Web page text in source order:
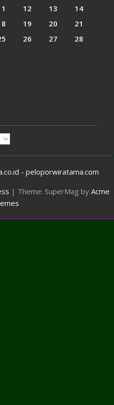
12 13
14
19 20
21
26 27
28
- peloporwiratama.com
| Theme: SuperMag by Acme